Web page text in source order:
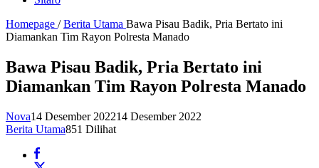
Homepage / Berita Utama Bawa Pisau Badik, Pria Bertato ini
Diamankan Tim Rayon Polresta Manado
Bawa Pisau Badik, Pria Bertato ini
Diamankan Tim Rayon Polresta Manado
Nova14 Desember 202214 Desember 2022
Berita Utama851 Dilihat